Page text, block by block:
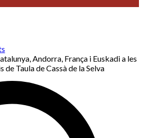
Andorra, França i Euskadi a les
de Taula de Cassà de la Selva